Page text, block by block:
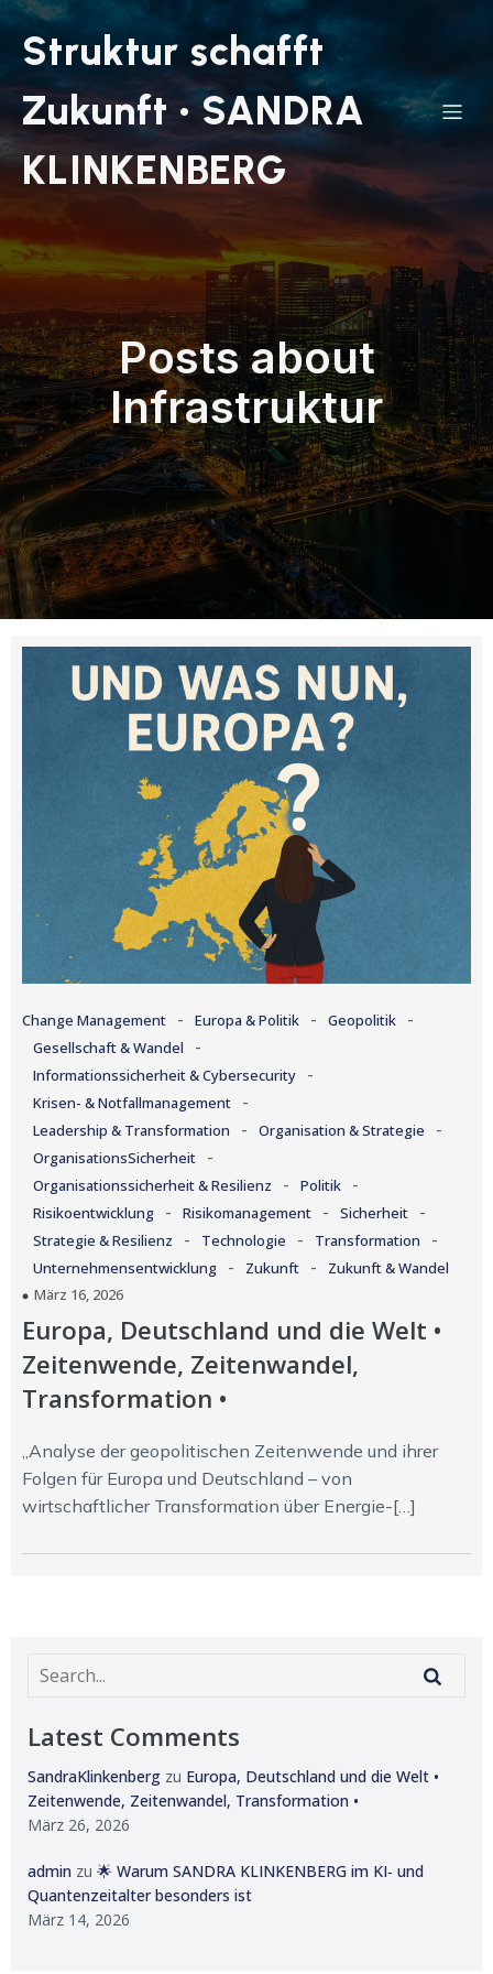
Struktur schafft
Zukunft • SANDRA
KLINKENBERG
Posts about
Infrastruktur
Change Management - Europa & Politik - Geopolitik -
Gesellschaft & Wandel -
Informationssicherheit & Cybersecurity -
Krisen- & Notfallmanagement -
Leadership & Transformation - Organisation & Strategie -
OrganisationsSicherheit -
Organisationssicherheit & Resilienz - Politik -
Risikoentwicklung - Risikomanagement - Sicherheit -
Strategie & Resilienz - Technologie - Transformation -
Unternehmensentwicklung - Zukunft -
Zukunft & Wandel
März 16, 2026
Europa, Deutschland und die Welt •
Zeitenwende, Zeitenwandel,
Transformation •
„Analyse der geopolitischen Zeitenwende und ihrer
Folgen für Europa und Deutschland – von
wirtschaftlicher Transformation über Energie-[…]
Latest Comments
SandraKlinkenberg zu Europa, Deutschland und die Welt •
Zeitenwende, Zeitenwandel, Transformation •
März 26, 2026
admin zu 🌟 Warum SANDRA KLINKENBERG im KI‑ und
Quantenzeitalter besonders ist
März 14, 2026